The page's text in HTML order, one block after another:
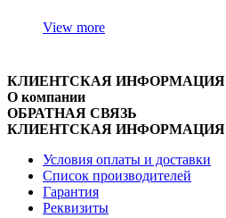
View more
КЛИЕНТСКАЯ ИНФОРМАЦИЯ
О компании
ОБРАТНАЯ СВЯЗЬ
КЛИЕНТСКАЯ ИНФОРМАЦИЯ
Условия оплаты и доставки
Список производителей
Гарантия
Реквизиты